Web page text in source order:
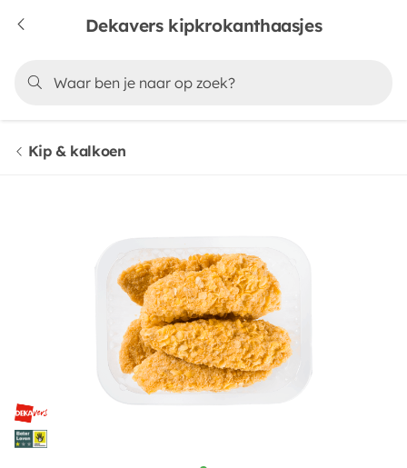
Dekavers kipkrokanthaasjes
Kip & kalkoen